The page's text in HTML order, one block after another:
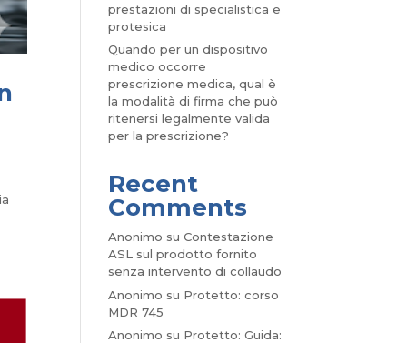
prestazioni di specialistica e
protesica
Quando per un dispositivo
medico occorre
prescrizione medica, qual è
la modalità di firma che può
ritenersi legalmente valida
per la prescrizione?
Recent
Comments
Anonimo suContestazione
ASL sul prodotto fornito
senza intervento di collaudo
Anonimo su Protetto: corso
MDR 745
Anonimo su Protetto: Guida: